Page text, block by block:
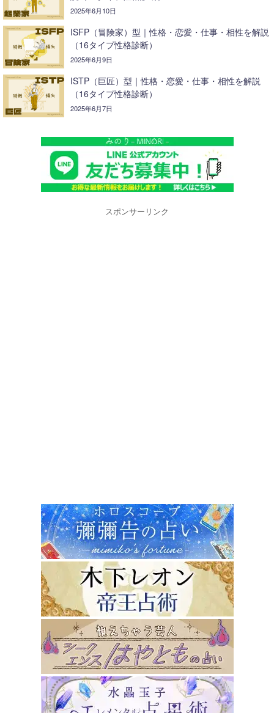
2025年6月10日
ISFP（冒険家）型｜性格・恋愛・仕事・相性を解説
（16タイプ性格診断）
2025年6月9日
ISTP（巨匠）型｜性格・恋愛・仕事・相性を解説
（16タイプ性格診断）
2025年6月7日
スポンサーリンク